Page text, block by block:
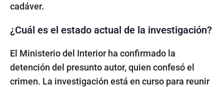
cadáver.
¿Cuál es el estado actual de la investigación?
El Ministerio del Interior ha confirmado la
detención del presunto autor, quien confesó el
crimen. La investigación está en curso para reunir